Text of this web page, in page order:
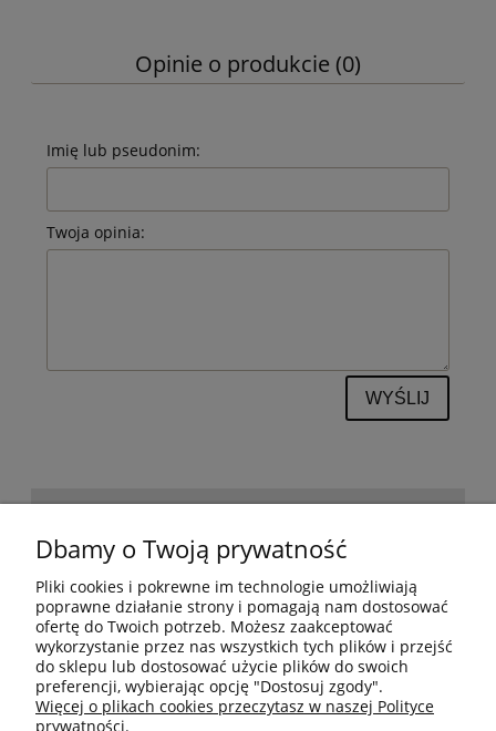
Opinie o produkcie (0)
Imię lub pseudonim:
Twoja opinia:
WYŚLIJ
BESTSELLERY
MOJE KONTO
Dbamy o Twoją prywatność
Pliki cookies i pokrewne im technologie umożliwiają
poprawne działanie strony i pomagają nam dostosować
ofertę do Twoich potrzeb. Możesz zaakceptować
wykorzystanie przez nas wszystkich tych plików i przejść
do sklepu lub dostosować użycie plików do swoich
preferencji, wybierając opcję "Dostosuj zgody".
Więcej o plikach cookies przeczytasz w naszej Polityce
prywatności.